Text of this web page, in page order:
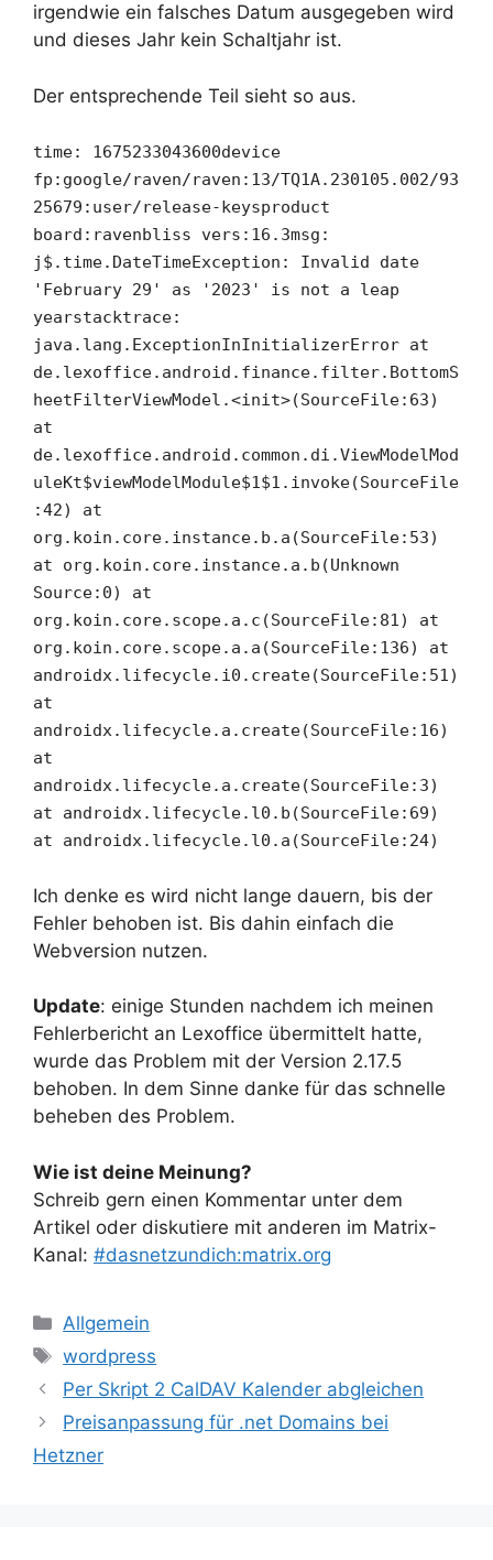
irgendwie ein falsches Datum ausgegeben wird
und dieses Jahr kein Schaltjahr ist.
Der entsprechende Teil sieht so aus.
time: 1675233043600device
fp:google/raven/raven:13/TQ1A.230105.002/93
25679:user/release-keysproduct
board:ravenbliss vers:16.3msg:
j$.time.DateTimeException: Invalid date
'February 29' as '2023' is not a leap
yearstacktrace:
java.lang.ExceptionInInitializerError at
de.lexoffice.android.finance.filter.BottomS
heetFilterViewModel.<init>(SourceFile:63)
at
de.lexoffice.android.common.di.ViewModelMod
uleKt$viewModelModule$1$1.invoke(SourceFile
:42)
at
org.koin.core.instance.b.a(SourceFile:53)
at org.koin.core.instance.a.b(Unknown
Source:0)
at
org.koin.core.scope.a.c(SourceFile:81)
at
org.koin.core.scope.a.a(SourceFile:136)
at
androidx.lifecycle.i0.create(SourceFile:51)
at
androidx.lifecycle.a.create(SourceFile:16)
at
androidx.lifecycle.a.create(SourceFile:3)
at androidx.lifecycle.l0.b(SourceFile:69)
at androidx.lifecycle.l0.a(SourceFile:24)
Ich denke es wird nicht lange dauern, bis der
Fehler behoben ist. Bis dahin einfach die
Webversion nutzen.
Update: einige Stunden nachdem ich meinen
Fehlerbericht an Lexoffice übermittelt hatte,
wurde das Problem mit der Version 2.17.5
behoben. In dem Sinne danke für das schnelle
beheben des Problem.
Wie ist deine Meinung?
Schreib gern einen Kommentar unter dem
Artikel oder diskutiere mit anderen im Matrix-
Kanal: #dasnetzundich:matrix.org
Kategorien
Allgemein
Schlagwörter
wordpress
Per Skript 2 CalDAV Kalender abgleichen
Preisanpassung für .net Domains bei
Hetzner